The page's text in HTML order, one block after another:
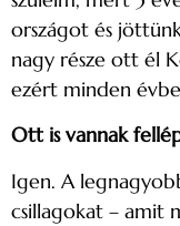
országot és
nagy része ott él
ezért minden
Ott is vannak
Igen. A
csillagokat – amit